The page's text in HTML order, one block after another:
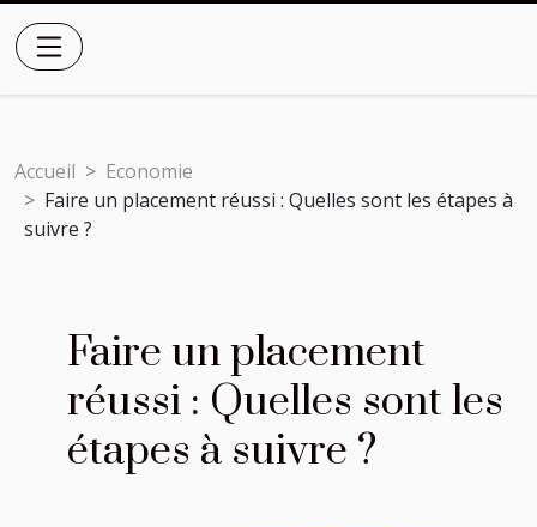
Accueil
Economie
Faire un placement réussi : Quelles sont les étapes à
suivre ?
Faire un placement
réussi : Quelles sont les
étapes à suivre ?